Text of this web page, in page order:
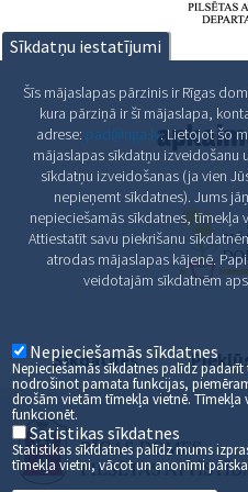
Sīkdatnes
Sīkdatņu iestatījumi
Šīs mājaslapas pārzinis ir Rīgas
kura pārziņā ir šī mājaslapa,
adrese: pad@riga.lv. Lietojot šo
mājaslapas sīkdatņu izveidošanu
sīkdatņu izveidošanas (ja vien
nepieņemt sīkdatnes). Jums
nepieciešamās sīkdatnes, tīmekļa
Attiestatīt savu piekrišanu
atrodas mājaslapas kājenē.
veidotajām sīkdatnēm
Nepieciešamās sīkdatnes
Nepieciešamās sīkdatnes palīdz
nodrošinot pamata funkcijas,
drošām vietām tīmekļa vietnē. Tīmekļa
funkcionēt.
Satistikas sīkdatnes
Statistikas sīkfdatnes palīdz mums
tīmekļa vietni, vācot un anonīmi